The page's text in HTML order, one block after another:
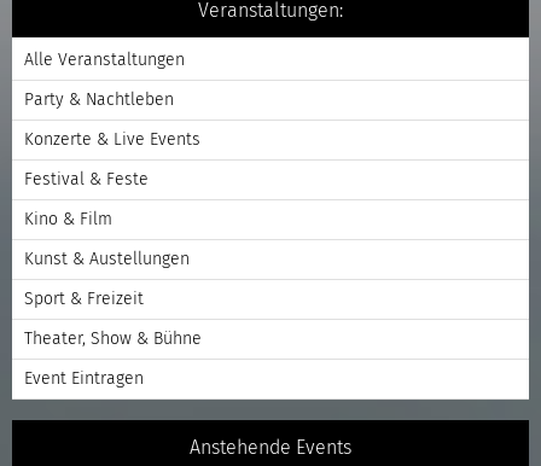
Veranstaltungen:
Alle Veranstaltungen
Party & Nachtleben
Konzerte & Live Events
Festival & Feste
Kino & Film
Kunst & Austellungen
Sport & Freizeit
Theater, Show & Bühne
Event Eintragen
Anstehende Events